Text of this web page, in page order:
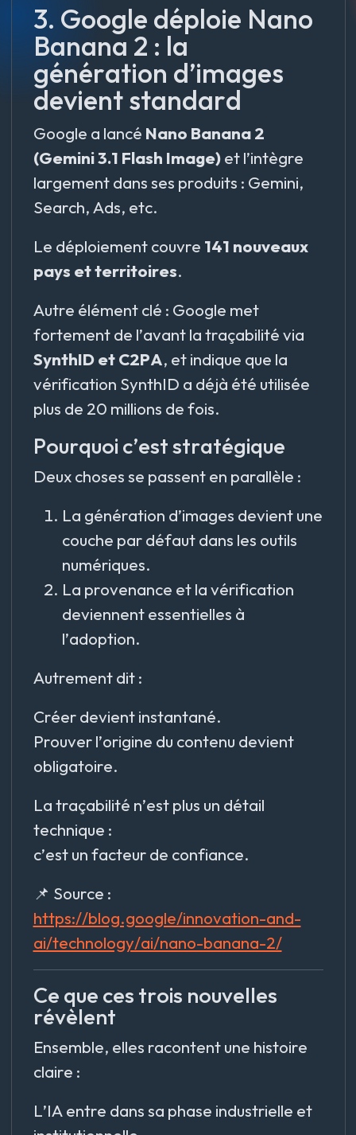
3. Google déploie Nano
Banana 2 : la
génération d’images
devient standard
Google a lancé Nano Banana 2
(Gemini 3.1 Flash Image)et l’intègre
largement dans ses produits : Gemini,
Search, Ads, etc.
Le déploiement couvre 141 nouveaux
pays et territoires.
Autre élément clé : Google met
fortement de l’avant la traçabilité via
SynthID et C2PA, et indique que la
vérification SynthID a déjà été utilisée
plus de 20 millions de fois.
Pourquoi c’est stratégique
Deux choses se passent en parallèle :
La génération d’images devient une
couche par défaut dans les outils
numériques.
La provenance et la vérification
deviennent essentielles à
l’adoption.
Autrement dit :
Créer devient instantané.
Prouver l’origine du contenu devient
obligatoire.
La traçabilité n’est plus un détail
technique :
c’est un facteur de confiance.
📌 Source :
https://blog.google/innovation-and-
ai/technology/ai/nano-banana-2/
Ce que ces trois nouvelles
révèlent
Ensemble, elles racontent une histoire
claire :
L’IA entre dans sa phase industrielle et